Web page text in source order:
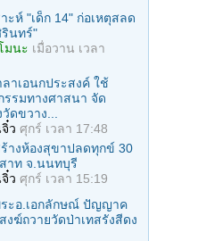
ะห์ "เด็ก 14" ก่อเหตุสลด
รินทร์"
มนะ เมื่อวาน เวลา
าเอนกประสงค์ ใช้
รรมทางศาสนา จัด
ดขวาง...
ว ศุกร์ เวลา 17:48
างห้องสุขาปลดทุกข์ 30
าท จ.นนทบุรี
ว ศุกร์ เวลา 15:19
ะอ.เอกลักษณ์ ปัญญาค
งฆ์ถวายวัดป่าเทสรังสีดง